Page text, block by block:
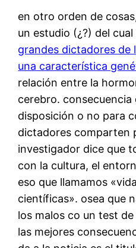
en otro orden de
un estudio (¿?) del
grandes dictadores de
una característica
relación entre la
cerebro. consecuencia
disposición o no para
dictadores comparten
investigador dice que
con la cultura, el
eso que llamamos
científicas». osea que
los malos co un test
las mejores